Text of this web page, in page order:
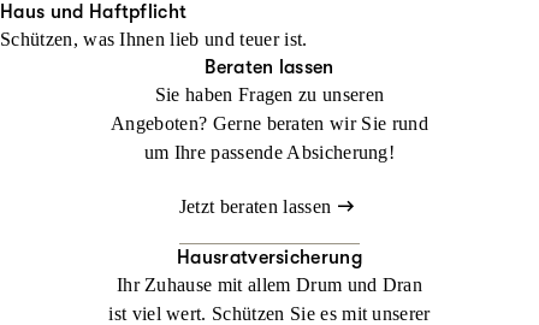
Ihr Alltag nach einem Unfall innerhalb von 48 Stunden neu
organisiert ist.
Jetzt konfigurieren Jetzt beraten lassen
Haus und Haftpflicht
Schützen, was Ihnen lieb und teuer ist.
Beraten lassen
Sie haben Fragen zu unseren
Angeboten? Gerne beraten wir Sie rund
um Ihre passende Absicherung!
Jetzt beraten lassen
Hausratversicherung
Ihr Zuhause mit allem Drum und Dran
ist viel wert. Schützen Sie es mit unserer